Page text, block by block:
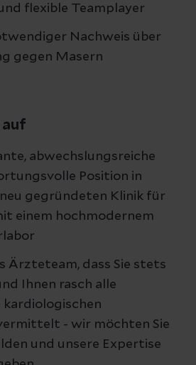
flexible Teamplayer
Nachweis über
gegen Masern
auf
abwechslungsreiche
Position in
gegründeten Klinik für
einem hochmodernem
Ärzteteam, dass Sie stets
Ihnen rasch alle
- wir möchten Sie
und unsere Expertise